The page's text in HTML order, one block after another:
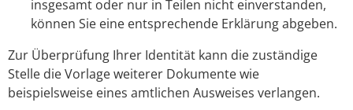
insgesamt oder nur in Teilen nicht einverstanden,
können Sie eine entsprechende Erklärung abgeben.
Zur Überprüfung Ihrer Identität kann die zuständige
Stelle die Vorlage weiterer Dokumente wie
beispielsweise eines amtlichen Ausweises verlangen.